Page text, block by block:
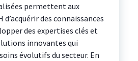
permettent aux
des connaissances
des expertises clés et
innovantes qui
évolutifs du secteur. En